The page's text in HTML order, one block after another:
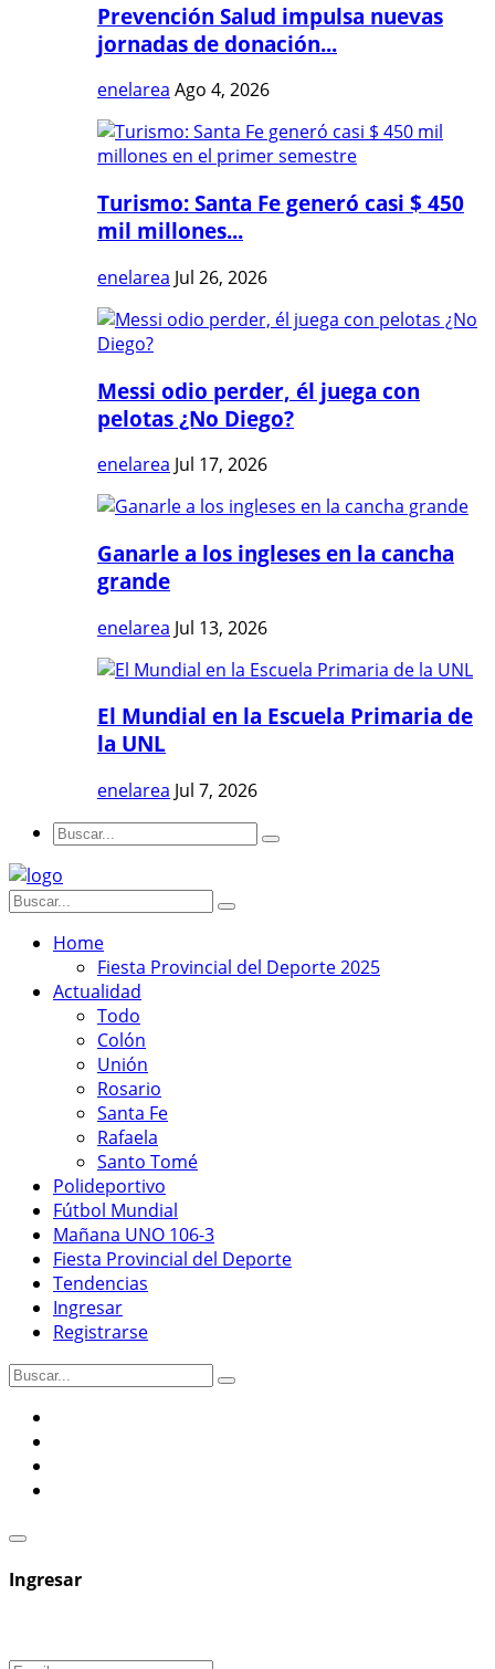
Prevención Salud impulsa nuevas
jornadas de donación...
enelarea Ago 4, 2026
Turismo: Santa Fe generó casi $ 450
mil millones...
enelarea Jul 26, 2026
Messi odio perder, él juega con
pelotas ¿No Diego?
enelarea Jul 17, 2026
Ganarle a los ingleses en la cancha
grande
enelarea Jul 13, 2026
El Mundial en la Escuela Primaria de
la UNL
enelarea Jul 7, 2026
Home
Fiesta Provincial del Deporte 2025
Actualidad
Todo
Colón
Unión
Rosario
Santa Fe
Rafaela
Santo Tomé
Polideportivo
Fútbol Mundial
Mañana UNO 106-3
Fiesta Provincial del Deporte
Tendencias
Ingresar
Registrarse
Ingresar